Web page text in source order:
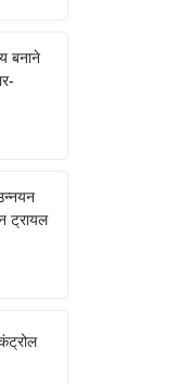
बनाने
ट्रायल